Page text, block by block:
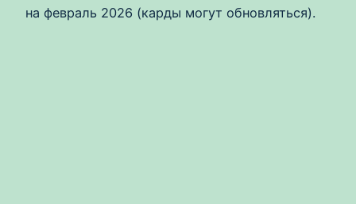
на февраль 2026 (карды могут обновляться).